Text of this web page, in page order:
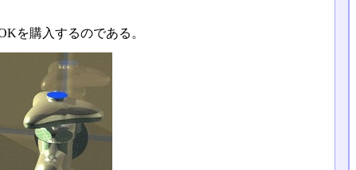
を購入するのである。